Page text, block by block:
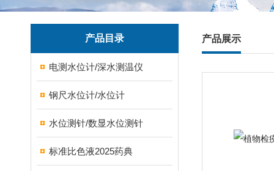
产品目录
电测水位计/深水测温仪
钢尺水位计/水位计
水位测针/数显水位测针
标准比色液2025药典
产品展示